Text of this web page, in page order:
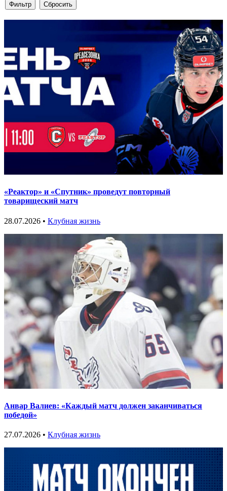
«Реактор» и «Спутник» проведут повторный
товарищеский матч
28.07.2026 • Клубная жизнь
Анвар Валиев: «Каждый матч должен заканчиваться
победой»
27.07.2026 • Клубная жизнь